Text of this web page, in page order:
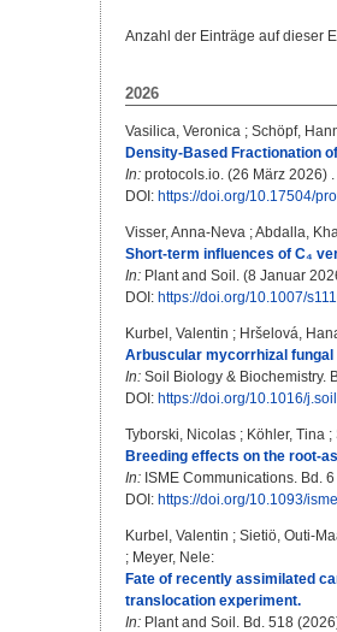
Anzahl der Einträge auf dieser
2026
Vasilica, Veronica ; Schöpf,
Density-Based Fractionation
In: protocols.io. (26 März 2026) .
DOI: https://doi.org/10.17504/
Visser, Anna-Neva ;Abdalla,
Short-term influences of C₄
In: Plant and Soil. (8 Januar
DOI: https://doi.org/10.1007/
Kurbel, Valentin ; Hršelová,
Arbuscular mycorrhizal
In: Soil Biology & Biochemistry.
DOI: https://doi.org/10.1016/
Tyborski, Nicolas ; Köhler, Tina ;
Breeding effects on the root-
In: ISME Communications. Bd.
DOI: https://doi.org/10.1093/
Kurbel, Valentin ; Sietiö, Outi-
; Meyer, Nele:
Fate of recently assimilated
translocation experiment.
In: Plant and Soil. Bd. 518